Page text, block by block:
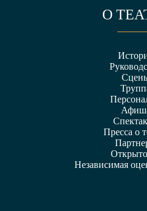
О
Пресса о
Независимая